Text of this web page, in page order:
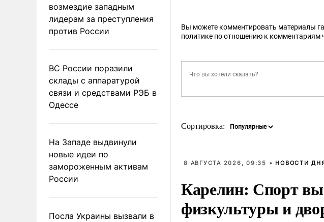
возмездие западным
лидерам за преступления
против России
ВС России поразили
склады с аппаратурой
связи и средствами РЭБ в
Одессе
На Западе выдвинули
новые идеи по
замороженным активам
России
Посла Украины вызвали в
Вы можете комментировать материалы
политике по отношению к комментариям
Сортировка:
8 АВГУСТА 2026, 09:35 • НОВОСТИ
Карелин: Спорт
физкультуры и